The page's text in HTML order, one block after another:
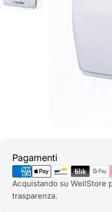
Pagamenti
Metodi
di
pagamento
Acquistando su WellStore
trasparenza.